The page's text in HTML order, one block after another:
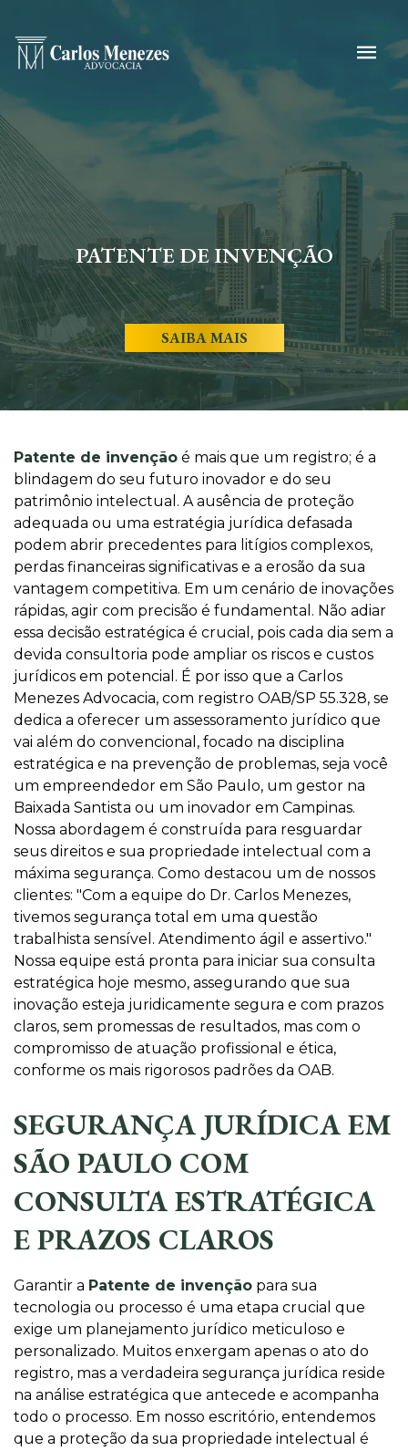
PATENTE DE INVENÇÃO
SAIBA MAIS
Patente de invenção é mais que um registro; é a
blindagem do seu futuro inovador e do seu
patrimônio intelectual. A ausência de proteção
adequada ou uma estratégia jurídica defasada
podem abrir precedentes para litígios complexos,
perdas financeiras significativas e a erosão da sua
vantagem competitiva. Em um cenário de inovações
rápidas, agir com precisão é fundamental. Não adiar
essa decisão estratégica é crucial, pois cada dia sem a
devida consultoria pode ampliar os riscos e custos
jurídicos em potencial. É por isso que a Carlos
Menezes Advocacia, com registro OAB/SP 55.328, se
dedica a oferecer um assessoramento jurídico que
vai além do convencional, focado na disciplina
estratégica e na prevenção de problemas, seja você
um empreendedor em São Paulo, um gestor na
Baixada Santista ou um inovador em Campinas.
Nossa abordagem é construída para resguardar
seus direitos e sua propriedade intelectual com a
máxima segurança. Como destacou um de nossos
clientes: "Com a equipe do Dr. Carlos Menezes,
tivemos segurança total em uma questão
trabalhista sensível. Atendimento ágil e assertivo."
Nossa equipe está pronta para iniciar sua consulta
estratégica hoje mesmo, assegurando que sua
inovação esteja juridicamente segura e com prazos
claros, sem promessas de resultados, mas com o
compromisso de atuação profissional e ética,
conforme os mais rigorosos padrões da OAB.
SEGURANÇA JURÍDICA EM
SÃO PAULO COM
CONSULTA ESTRATÉGICA
E PRAZOS CLAROS
Garantir a Patente de invenção para sua
tecnologia ou processo é uma etapa crucial que
exige um planejamento jurídico meticuloso e
personalizado. Muitos enxergam apenas o ato do
registro, mas a verdadeira segurança jurídica reside
na análise estratégica que antecede e acompanha
todo o processo. Em nosso escritório, entendemos
que a proteção da sua propriedade intelectual é